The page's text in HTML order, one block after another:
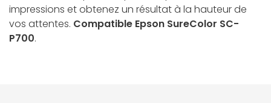
impressions et obtenez un résultat à la hauteur de
vos attentes. Compatible Epson SureColor SC-
P700.